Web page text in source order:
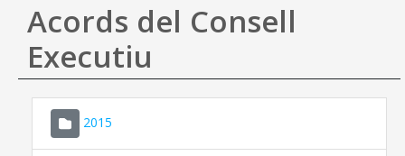
Ajuda
Acords del Consell
Executiu
2015